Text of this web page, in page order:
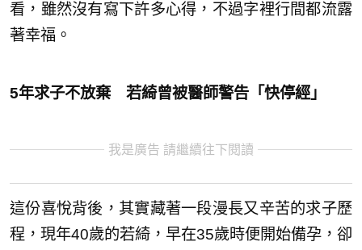
看，雖然沒有寫下許多心得，不過字裡行間都流露
著幸福。
5年求子不放棄 若綺曾被醫師警告「快停經」
我是廣告 請繼續往下閱讀
這份喜悅背後，其實藏著一段漫長又辛苦的求子歷
程，現年40歲的若綺，早在35歲時便開始備孕，卻